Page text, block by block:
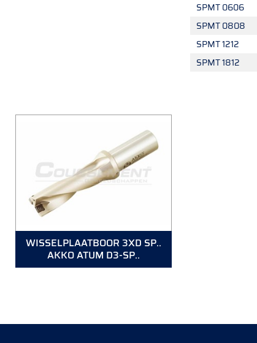
SPMT 0606
SPMT 0808
SPMT 1212
SPMT 1812
WISSELPLAATBOOR 3XD SP..
AKKO ATUM D3-SP..